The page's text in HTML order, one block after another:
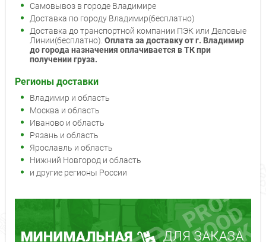
Самовывоз в городе Владимире
Доставка по городу Владимир(бесплатно)
Доставка до транспортной компании ПЭК или Деловые
Линии(бесплатно). Оплата за доставку от г. Владимир
до города назначения оплачивается в ТК при
получении груза.
Регионы доставки
Владимир и область
Москва и область
Иваново и область
Рязань и область
Ярославль и область
Нижний Новгород и область
и другие регионы России